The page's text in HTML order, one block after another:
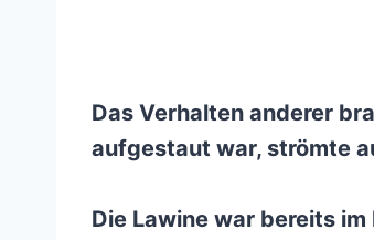
Das Verhalten anderer
aufgestaut war, strömte
Die Lawine war bereits im